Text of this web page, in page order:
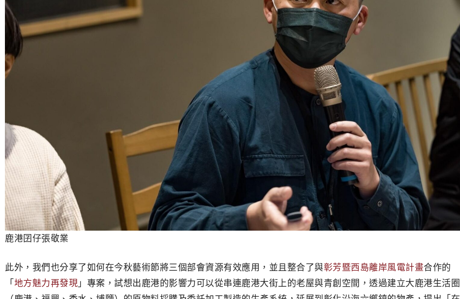
鹿港囝仔張敬業
此外，我們也分享了如何在今秋藝術節將三個部會資源有效應用，並且整合了與彰芳暨西島離岸風電計畫合作的
「 地方魅力再發現 」專案，試想出鹿港的影響力可以從串連鹿港大街上的老屋與青創空間，透過建立大鹿港生活圈